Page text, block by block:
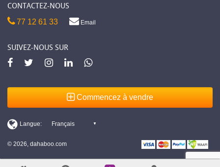
CONTACTEZ-NOUS
77 12 61 33 Email
SUIVEZ-NOUS SUR
Commencez à vendre
© 2026, dahaboo.com